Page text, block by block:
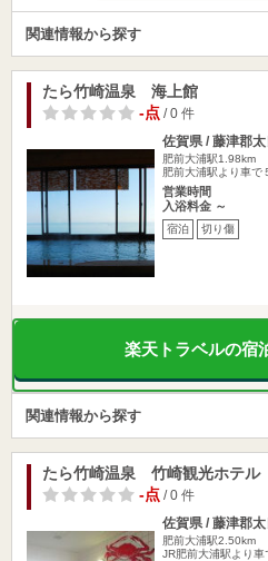
関連情報から探す
たら竹崎温泉 海上館
-点/ 0 件
佐賀県 / 藤津郡
肥前大浦駅1.98km
肥前大浦駅より車で
営業時間
入浴料金 ～
宿泊 切り傷
楽天トラベルの宿
関連情報から探す
たら竹崎温泉 竹崎観光ホテ
-点/ 0 件
佐賀県 / 藤津郡
肥前大浦駅2.50km
JR肥前大浦駅より